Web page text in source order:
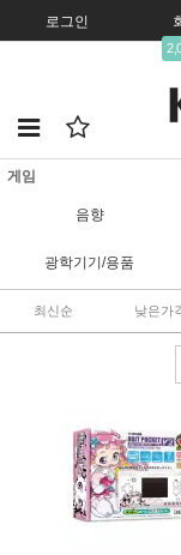
로그인
게임
음향
광학기기/용품
최신순 낮은가